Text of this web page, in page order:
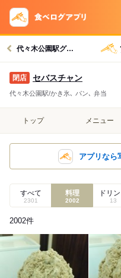
代々木公園駅グルメへ
セバスチャン
代々木公園駅/かき氷､ パン､ 弁当
トップ メニュー
アプリなら
すべて
2301
料理
2002
ドリ
13
2002件